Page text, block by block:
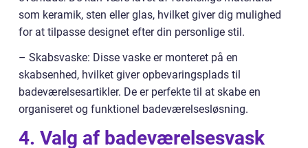
som keramik, sten eller glas, hvilket giver dig mulighed
for at tilpasse designet efter din personlige stil.
– Skabsvaske: Disse vaske er monteret på en
skabsenhed, hvilket giver opbevaringsplads til
badeværelsesartikler. De er perfekte til at skabe en
organiseret og funktionel badeværelsesløsning.
4. Valg af badeværelsesvask